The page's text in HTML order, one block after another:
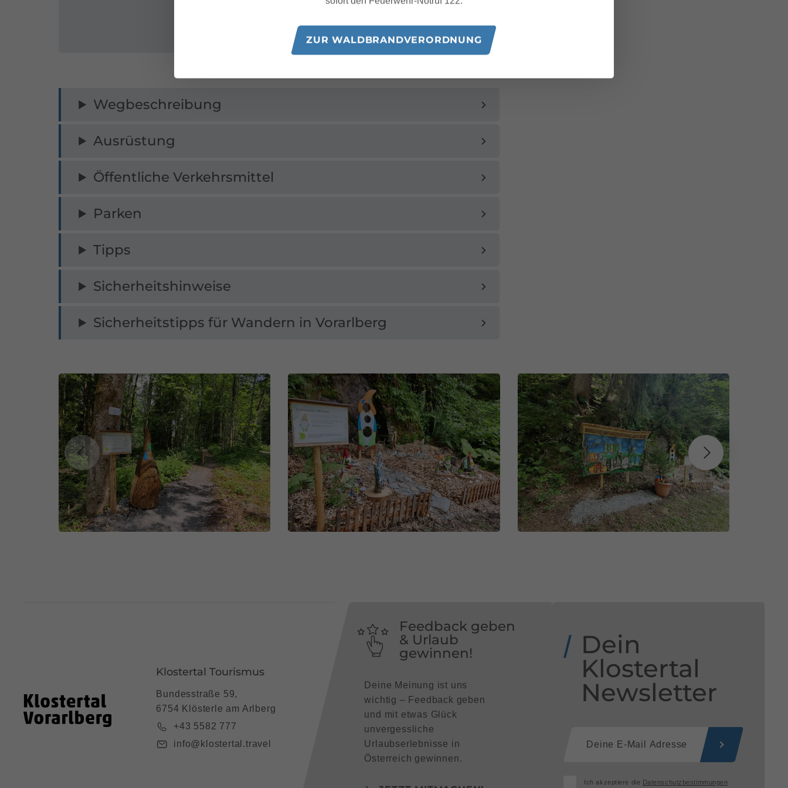
Wegbeschreibung
Ausrüstung
Öffentliche Verkehrsmittel
Parken
Tipps
Sicherheitshinweise
Sicherheitstipps für Wandern in Vorarlberg
Feedback geben
& Urlaub
gewinnen!
Deine Meinung ist uns
wichtig – Feedback geben
und mit etwas Glück
unvergessliche
Urlaubserlebnisse in
Österreich gewinnen.
Dein
Klostertal
Newsletter
Ich akzeptiere die Datenschutzbestimmungen
Klostertal Tourismus
Bundesstraße 59,
6754 Klösterle am Arlberg
+43 5582 777
info@klostertal.travel
ZUR WALDBRANDVERORDNUNG